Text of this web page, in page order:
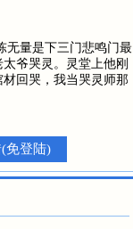
无量是下三门悲鸣门最
爷哭灵。灵堂上他刚
回哭，我当哭灵师那
免登陆)